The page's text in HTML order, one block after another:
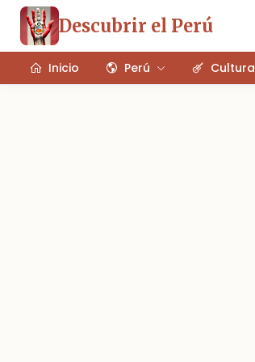
Descubrir el Perú
Inicio Perú Cultura